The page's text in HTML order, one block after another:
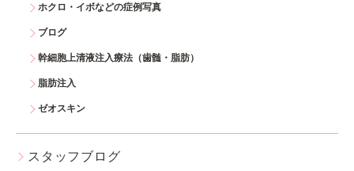
ホクロ・イボなどの症例写真
ブログ
幹細胞上清液注入療法（歯髄・脂肪）
脂肪注入
ゼオスキン
スタッフブログ